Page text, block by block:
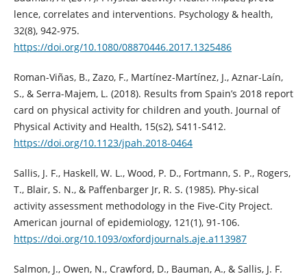
lence, correlates and interventions. Psychology & health,
32(8), 942-975.
https://doi.org/10.1080/08870446.2017.1325486
Roman-Viñas, B., Zazo, F., Martínez-Martínez, J., Aznar-Laín,
S., & Serra-Majem, L. (2018). Results from Spain’s 2018 report
card on physical activity for children and youth. Journal of
Physical Activity and Health, 15(s2), S411-S412.
https://doi.org/10.1123/jpah.2018-0464
Sallis, J. F., Haskell, W. L., Wood, P. D., Fortmann, S. P., Rogers,
T., Blair, S. N., & Paffenbarger Jr, R. S. (1985). Phy-sical
activity assessment methodology in the Five-City Project.
American journal of epidemiology, 121(1), 91-106.
https://doi.org/10.1093/oxfordjournals.aje.a113987
Salmon, J., Owen, N., Crawford, D., Bauman, A., & Sallis, J. F.